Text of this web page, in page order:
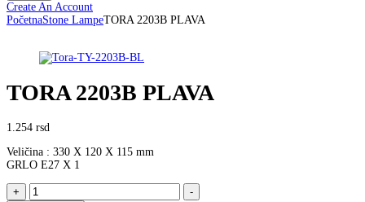
Create An Account
PočetnaStone LampeTORA 2203B PLAVA
TORA 2203B PLAVA
1.254 rsd
Veličina : 330 X 120 X 115 mm
GRLO E27 X 1
+
TORA
-